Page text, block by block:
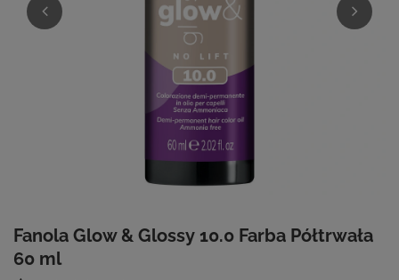
Fanola Glow & Glossy 10.0 Farba Półtrwała
60 ml